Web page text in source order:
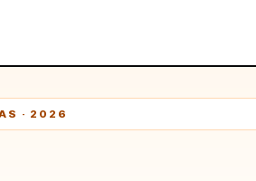
· 2026